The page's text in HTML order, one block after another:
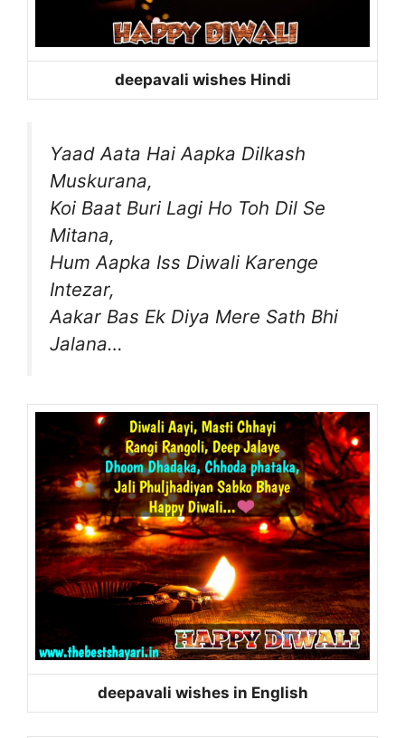
deepavali wishes Hindi
Yaad Aata Hai Aapka Dilkash
Muskurana,
Koi Baat Buri Lagi Ho Toh Dil Se
Mitana,
Hum Aapka Iss Diwali Karenge
Intezar,
Aakar Bas Ek Diya Mere Sath Bhi
Jalana…
deepavali wishes in English